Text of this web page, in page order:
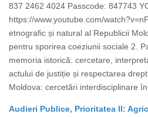
837 2462 4024 Passcode: 847743
https://www.youtube.com/
etnografic și natural al Republicii
pentru sporirea coeziunii sociale 2.
memoria istorică: cercetare,
actului de justiție și respectarea
Moldova: cercetări interdisciplinare în
Audieri Publice, Prioritatea II: